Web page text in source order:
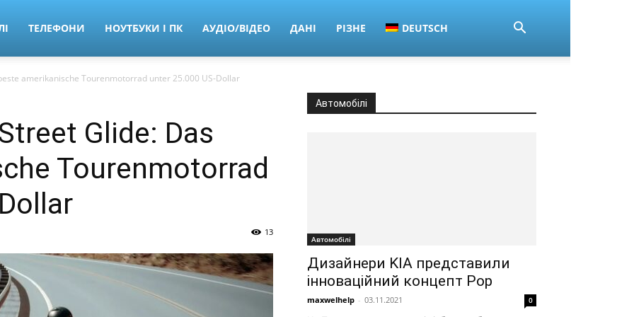
ТЕЛЕФОНИ НОУТБУКИ І ПК АУДІО/ВІДЕО ДАНІ РІЗНЕ DEUTSCH
amerikanische Tourenmotorrad unter 25.000 US-Dollar
Glide: Das
Tourenmotorrad
13
Автомобілі
Автомобілі
Дизайнери KIA представили
інноваційний концепт Pop
maxwelhelp - 03.11.2021 0